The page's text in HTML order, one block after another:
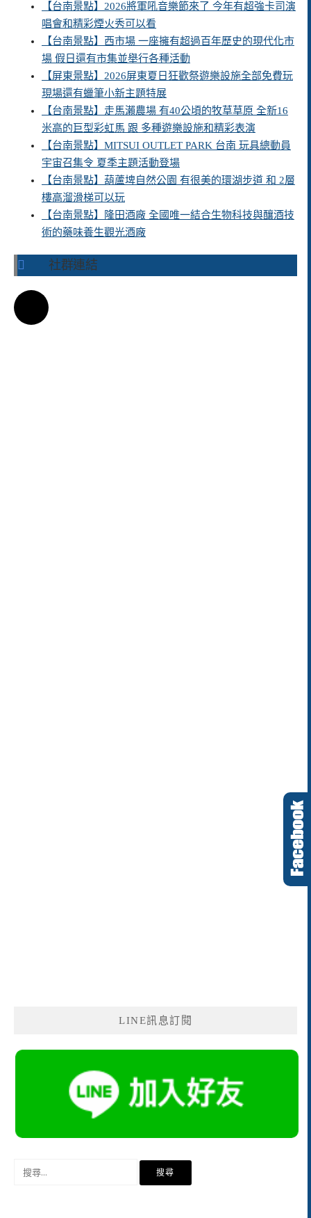
【台南景點】2026將軍吼音樂節來了 今年有超強卡司演
唱會和精彩煙火秀可以看
【台南景點】西市場 一座擁有超過百年歷史的現代化市
場 假日還有市集並舉行各種活動
【屏東景點】2026屏東夏日狂歡祭遊樂設施全部免費玩
現場還有蠟筆小新主題特展
【台南景點】走馬瀨農場 有40公頃的牧草草原 全新16
米高的巨型彩虹馬 跟 多種遊樂設施和精彩表演
【台南景點】MITSUI OUTLET PARK 台南 玩具總動員
宇宙召集令 夏季主題活動登場
【台南景點】葫蘆埤自然公園 有很美的環湖步道 和 2層
樓高溜滑梯可以玩
【台南景點】隆田酒廠 全國唯一結合生物科技與釀酒技
術的藥味養生觀光酒廠
社群連結
LINE訊息訂閱